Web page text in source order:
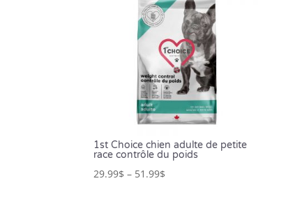
1st Choice chien adulte de petite
race contrôle du poids
29.99$ – 51.99$